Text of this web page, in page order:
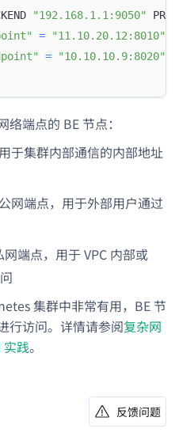
"192.168.1.1:9050"
= "11.10.20.12:8010"
=
"10.10.10.9:8020"
端点的 BE 节点：
于集群内部通信的内部地址
网端点，用于外部用户通过
网端点，用于 VPC 内部或
集群中非常有用，BE 节
行访问。详情请参阅复杂网
践。
反馈问题